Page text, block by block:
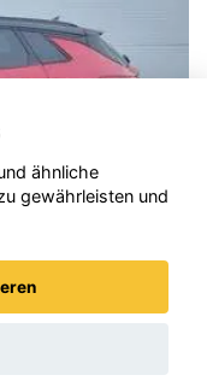
ähnliche
gewährleisten und